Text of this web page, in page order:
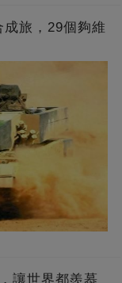
旅，29個夠維
讓世界都羨慕